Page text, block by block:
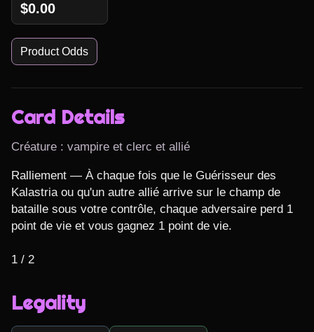
$0.00
Product Odds
Card Details
Créature : vampire et clerc et allié
Ralliement — À chaque fois que le Guérisseur des
Kalastria ou qu'un autre allié arrive sur le champ de
bataille sous votre contrôle, chaque adversaire perd 1
point de vie et vous gagnez 1 point de vie.
1 / 2
Legality